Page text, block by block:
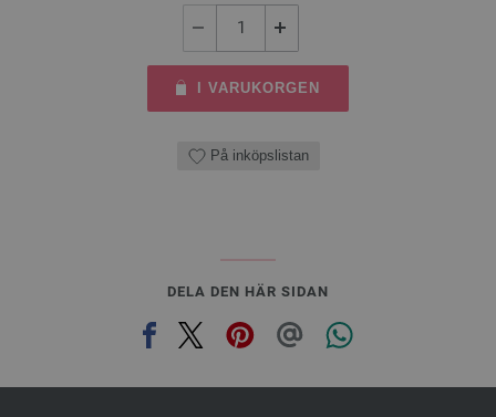
I VARUKORGEN
På inköpslistan
DELA DEN HÄR SIDAN